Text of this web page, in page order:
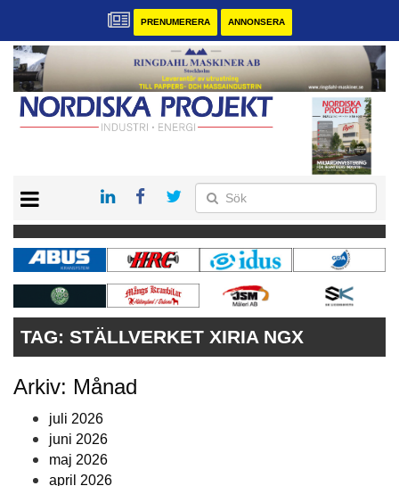
PRENUMERERA ANNONSERA
KONTAKT
VÅRA ANDRA MAGASIN
PRENUMERERA
ANNONSERA
TAG: STÄLLVERKET XIRIA NGX
Arkiv: Månad
juli 2026
juni 2026
maj 2026
april 2026